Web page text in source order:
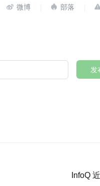
 
发
InfoQ